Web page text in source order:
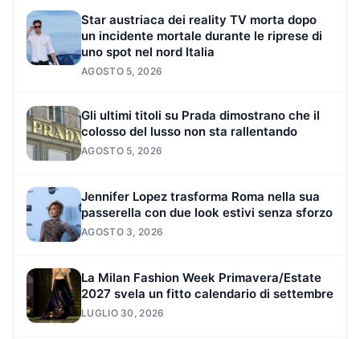
Star austriaca dei reality TV morta dopo
un incidente mortale durante le riprese di
uno spot nel nord Italia
AGOSTO 5, 2026
Gli ultimi titoli su Prada dimostrano che il
colosso del lusso non sta rallentando
AGOSTO 5, 2026
Jennifer Lopez trasforma Roma nella sua
passerella con due look estivi senza sforzo
AGOSTO 3, 2026
La Milan Fashion Week Primavera/Estate
2027 svela un fitto calendario di settembre
LUGLIO 30, 2026